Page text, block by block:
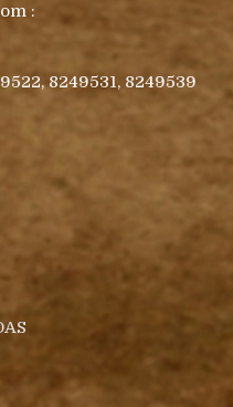
:
8249531, 8249539